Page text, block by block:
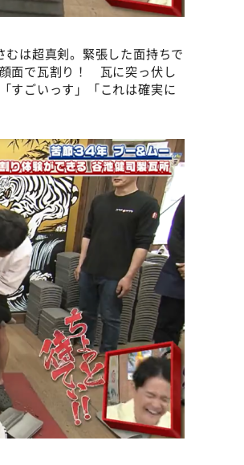
は超真剣。緊張した面持ちで
面で瓦割り！ 瓦に突っ伏し
すごいっす」「これは確実に